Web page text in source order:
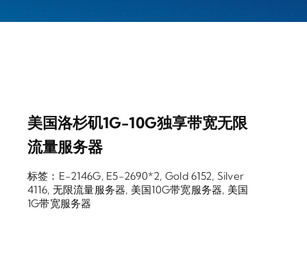
美国洛杉矶1G-10G独享带宽无限
流量服务器
标签： E-2146G, E5-2690*2, Gold 6152, Silver
4116, 无限流量服务器, 美国10G带宽服务器, 美国
1G带宽服务器